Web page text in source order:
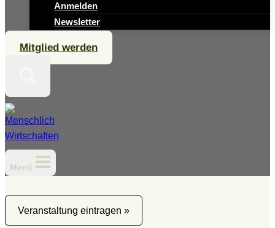
Anmelden
Newsletter
Mitglied werden
Menü
Veranstaltung eintragen »